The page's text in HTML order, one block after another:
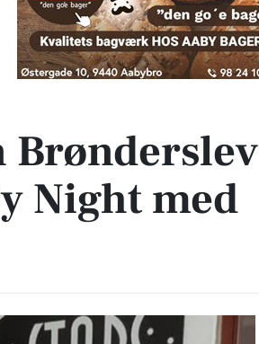
gode rabatter
Brønderslev
Night med